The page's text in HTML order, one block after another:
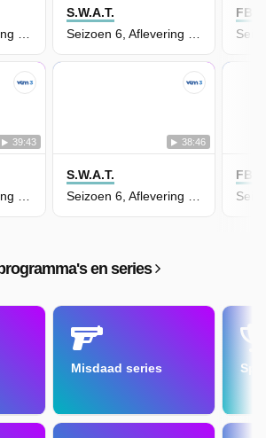
Seizoen 6, Aflevering 4 - Maniak
S.W.A.T.
Seizoen 6, Aflevering 3 - Woah Black Betty
39:43 38:46
S.W.A.T.
FBI:
FBI:
en series
Misdaad series